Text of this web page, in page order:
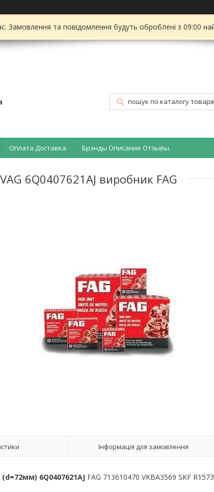
Замовлення та повідомлення будуть оброблені з 09:00
Оплата Доставка Брэнды Описание Отзывы
6Q0407621AJ виробник FAG
Інформація для замовлення
6Q0407621AJ FAG 713610470 VKBA3569 SKF